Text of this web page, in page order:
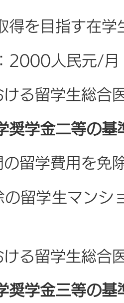
得を目指す在
2000人民元/月
る留学生総合
奨学金二等の基
留学費用を免
留学生マンシ
る留学生総合
奨学金三等の基